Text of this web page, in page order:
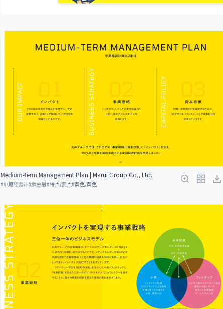
Medium-term Management Plan | Marui Group Co., Ltd.
#中期经营计划#金融#特点/要点#黄色/黄色